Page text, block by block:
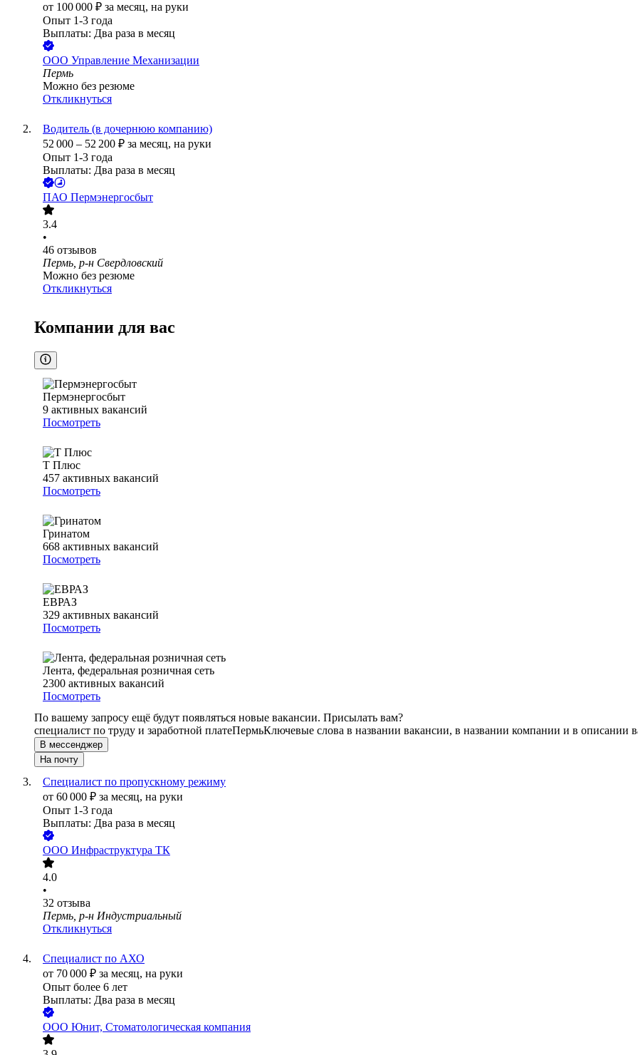
от 100 000 ₽ за месяц, на руки
Опыт 1-3 года
Выплаты: Два раза в месяц
ООО Управление Механизации
Пермь
Можно без резюме
Откликнуться
Водитель (в дочернюю компанию)
52 000 – 52 200 ₽ за месяц, на руки
Опыт 1-3 года
Выплаты: Два раза в месяц
ПАО Пермэнергосбыт
3.4
•
46 отзывов
Пермь, р-н Свердловский
Можно без резюме
Откликнуться
Компании для вас
Пермэнергосбыт
9 активных вакансий
Посмотреть
Т Плюс
457 активных вакансий
Посмотреть
Гринатом
668 активных вакансий
Посмотреть
ЕВРАЗ
329 активных вакансий
Посмотреть
Лента, федеральная розничная сеть
2300 активных вакансий
Посмотреть
По вашему запросу ещё будут появляться новые вакансии. Присылать вам?
специалист по труду и заработной платеПермьКлючевые слова в названии вакансии, в названии компании и в описании
В мессенджер
На почту
Специалист по пропускному режиму
от 60 000 ₽ за месяц, на руки
Опыт 1-3 года
Выплаты: Два раза в месяц
ООО Инфраструктура ТК
4.0
•
32 отзыва
Пермь, р-н Индустриальный
Откликнуться
Специалист по АХО
от 70 000 ₽ за месяц, на руки
Опыт более 6 лет
Выплаты: Два раза в месяц
ООО Юнит, Стоматологическая компания